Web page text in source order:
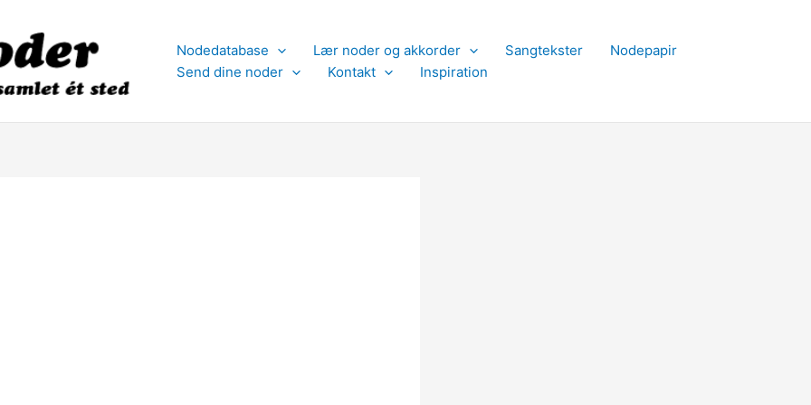
Nodedatabase Lær noder og akkorder Sangtekster
Nodepapir
Send dine noder
Kontakt Inspiration